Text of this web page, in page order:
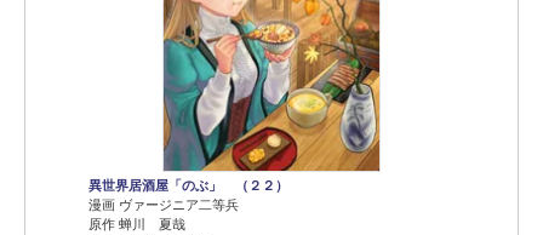
異世界居酒屋「のぶ」 （２２）
漫画 ヴァージニア二等兵
原作 蝉川 夏哉